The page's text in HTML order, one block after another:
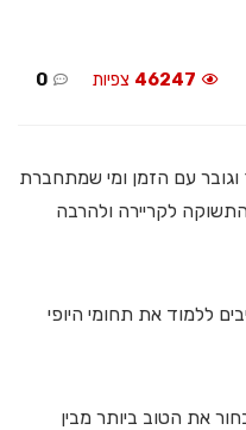
46247 צפיות 0
וגובר עם הזמן ומי שמתחברת
לקריירה ולהרבה
ללמוד את תחומי היופי
את הטוב ביותר מבין